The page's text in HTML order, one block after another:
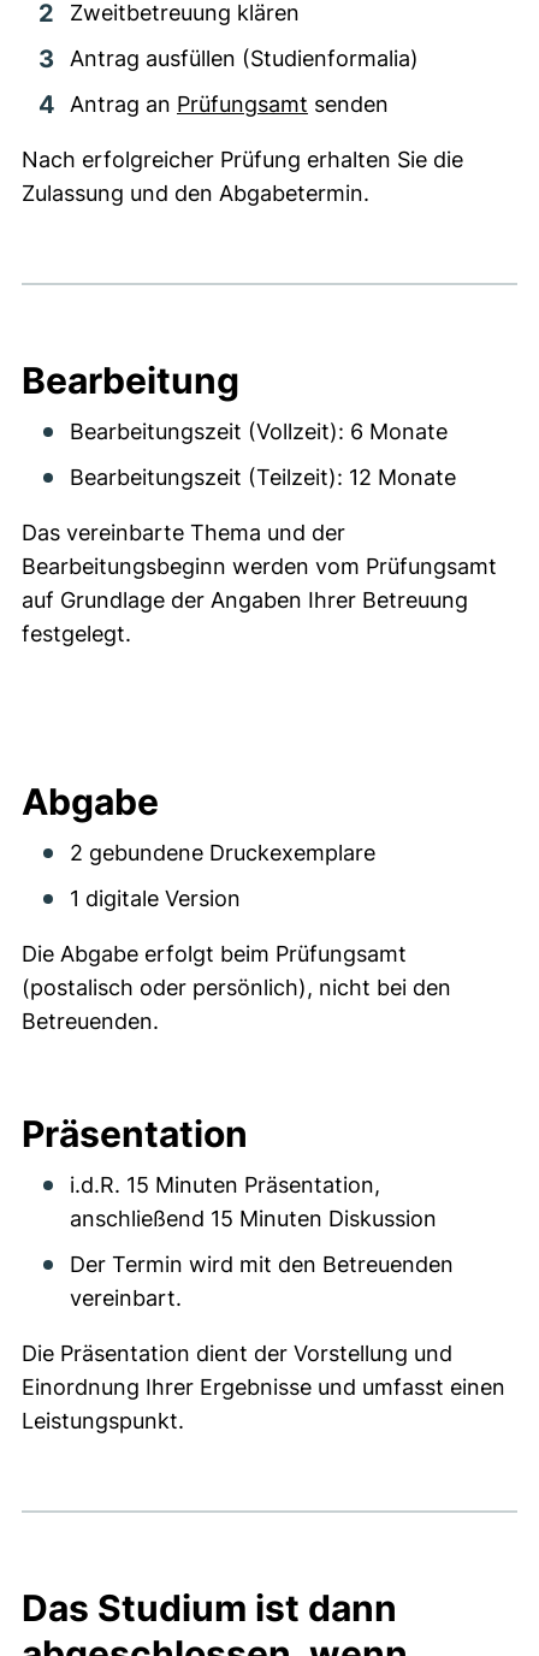
Zweitbetreuung klären
Antrag ausfüllen (Studienformalia)
Antrag an Prüfungsamt senden
Nach erfolgreicher Prüfung erhalten Sie die
Zulassung und den Abgabetermin.
Bearbeitung
Bearbeitungszeit (Vollzeit): 6 Monate
Bearbeitungszeit (Teilzeit): 12 Monate
Das vereinbarte Thema und der
Bearbeitungsbeginn werden vom Prüfungsamt
auf Grundlage der Angaben Ihrer Betreuung
festgelegt.
Abgabe
2 gebundene Druckexemplare
1 digitale Version
Die Abgabe erfolgt beim Prüfungsamt
(postalisch oder persönlich), nicht bei den
Betreuenden.
Präsentation
i.d.R. 15 Minuten Präsentation,
anschließend 15 Minuten Diskussion
Der Termin wird mit den Betreuenden
vereinbart.
Die Präsentation dient der Vorstellung und
Einordnung Ihrer Ergebnisse und umfasst einen
Leistungspunkt.
Das Studium ist dann